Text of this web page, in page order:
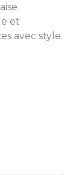
et
avec style.